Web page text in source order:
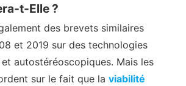
t-Elle ?
des brevets similaires
et 2019 sur des technologies
autostéréoscopiques. Mais les
sur le fait que la viabilité